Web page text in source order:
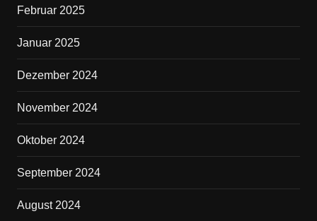
Februar 2025
Januar 2025
Dezember 2024
November 2024
Oktober 2024
September 2024
August 2024